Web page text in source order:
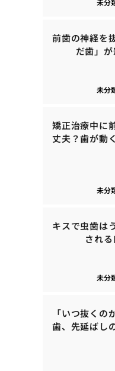
未分
前歯の神経を
だ歯」
未分
矯正治療中に
丈夫？歯が動
未分
キスで虫歯は
され
未分
「いつ抜くの
歯、先延ばし